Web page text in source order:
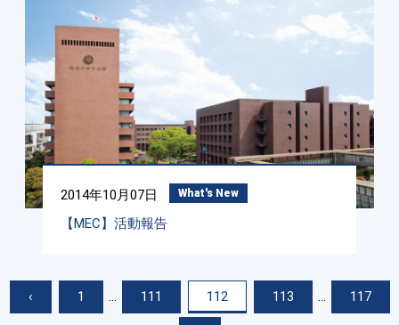
2014年10月07日 What's New
【MEC】活動報告
‹ 1 ... 111 112 113 ... 117